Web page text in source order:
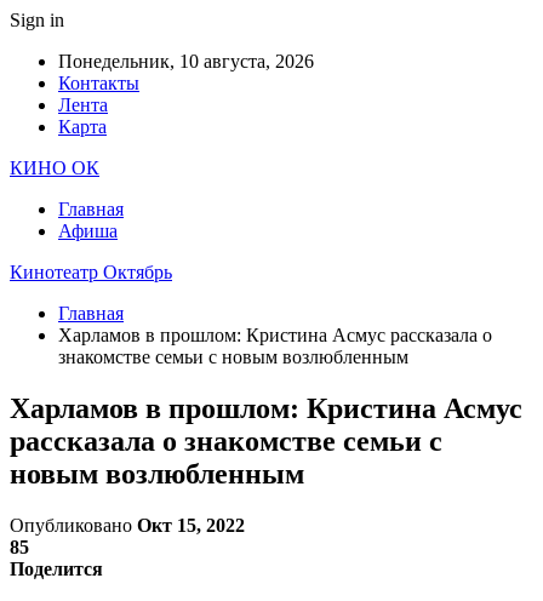
Sign in
Понедельник, 10 августа, 2026
Контакты
Лента
Карта
КИНО ОК
Главная
Афиша
Кинотеатр Октябрь
Главная
Харламов в прошлом: Кристина Асмус рассказала о
знакомстве семьи с новым возлюбленным
Харламов в прошлом: Кристина Асмус
рассказала о знакомстве семьи с
новым возлюбленным
Опубликовано Окт 15, 2022
85
Поделится